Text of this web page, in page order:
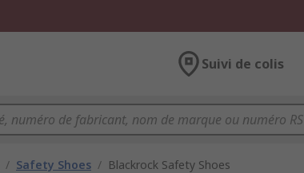
Suivi de colis
/ Safety Shoes / Blackrock Safety Shoes